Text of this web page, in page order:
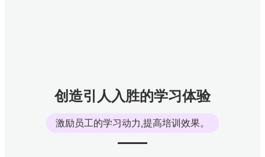
创造引人入胜的学习体验
激励员工的学习动力,提高培训效果。